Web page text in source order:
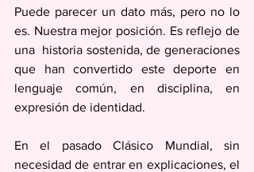
Puede parecer un dato más, pero no lo
es. Nuestra mejor posición. Es reflejo de
una  historia sostenida, de generaciones
que han convertido este deporte en
lenguaje común, en disciplina, en
expresión de identidad.
En el pasado Clásico Mundial, sin
necesidad de entrar en explicaciones, el